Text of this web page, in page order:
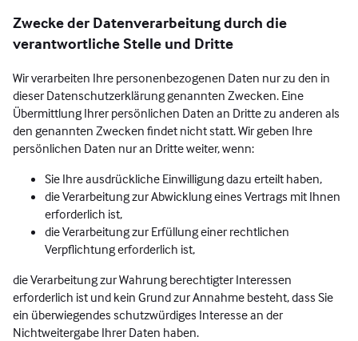
Zwecke der Datenverarbeitung durch die
verantwortliche Stelle und Dritte
Wir verarbeiten Ihre personenbezogenen Daten nur zu den in
dieser Datenschutzerklärung genannten Zwecken. Eine
Übermittlung Ihrer persönlichen Daten an Dritte zu anderen als
den genannten Zwecken findet nicht statt. Wir geben Ihre
persönlichen Daten nur an Dritte weiter, wenn:
Sie Ihre ausdrückliche Einwilligung dazu erteilt haben,
die Verarbeitung zur Abwicklung eines Vertrags mit Ihnen
erforderlich ist,
die Verarbeitung zur Erfüllung einer rechtlichen
Verpflichtung erforderlich ist,
die Verarbeitung zur Wahrung berechtigter Interessen
erforderlich ist und kein Grund zur Annahme besteht, dass Sie
ein überwiegendes schutzwürdiges Interesse an der
Nichtweitergabe Ihrer Daten haben.